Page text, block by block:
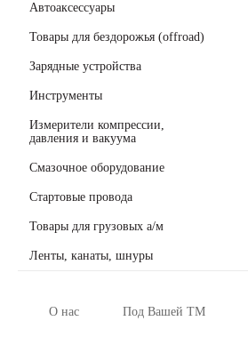
Автоаксессуары
Товары для бездорожья (offroad)
Зарядные устройства
Инструменты
Измерители компрессии,
давления и вакуума
Смазочное оборудование
Стартовые провода
Товары для грузовых а/м
Ленты, канаты, шнуры
О нас Под Вашей ТМ